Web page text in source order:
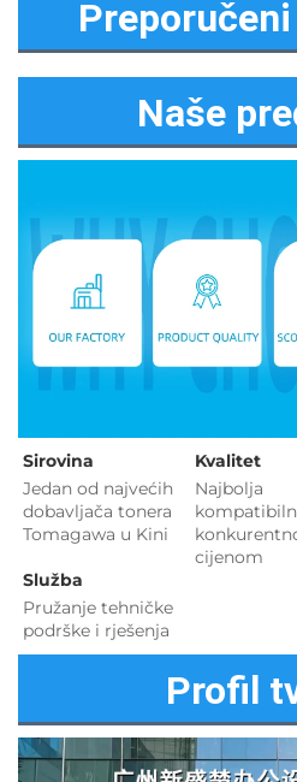
Naše
Sirovina
Jedan od najvećih
dobavljača tonera
Tomagawa u Kini
Kvalitet
Najbolja
cijenom
Služba
Pružanje tehničke
podrške i rješenja
Profil